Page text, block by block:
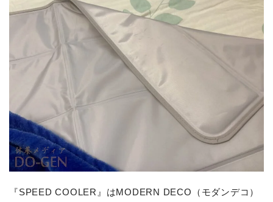
『SPEED COOLER』はMODERN DECO（モダンデコ）